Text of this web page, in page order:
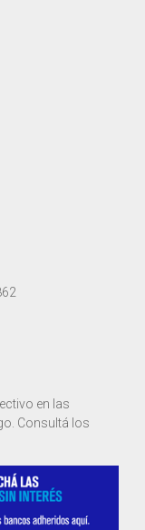
en las
Consultá los